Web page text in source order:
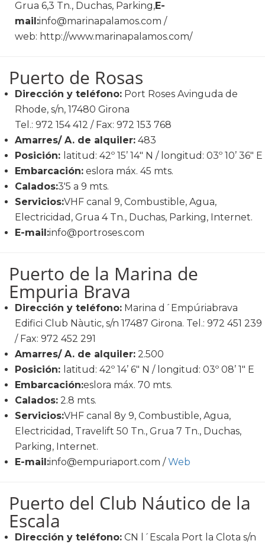
Grua 6,3 Tn., Duchas, Parking,E-
mail:info@marinapalamos.com /
web: http://www.marinapalamos.com/
Puerto de Rosas
Dirección y teléfono: Port Roses Avinguda de
Rhode, s/n, 17480 Girona
Tel.: 972 154 412 / Fax: 972 153 768
Amarres/ A. de alquiler: 483
Posición: latitud: 42º 15’ 14" N / longitud: 03º 10’ 36" E
Embarcación: eslora máx. 45 mts.
Calados:3'5 a 9 mts.
Servicios:VHF canal 9, Combustible, Agua,
Electricidad, Grua 4 Tn., Duchas, Parking, Internet.
E-mail:info@portroses.com
Puerto de la Marina de
Empuria Brava
Dirección y teléfono: Marina d´Empúriabrava
Edifici Club Nàutic, s/n 17487 Girona. Tel.: 972 451 239
/ Fax: 972 452 291
Amarres/ A. de alquiler: 2.500
Posición: latitud: 42º 14’ 6" N / longitud: 03º 08’ 1" E
Embarcación:eslora máx. 70 mts.
Calados: 2.8 mts.
Servicios:VHF canal 8y 9, Combustible, Agua,
Electricidad, Travelift 50 Tn., Grua 7 Tn., Duchas,
Parking, Internet.
E-mail:info@empuriaport.com / Web
Puerto del Club Náutico de la
Escala
Dirección y teléfono: CN l´Escala Port la Clota s/n